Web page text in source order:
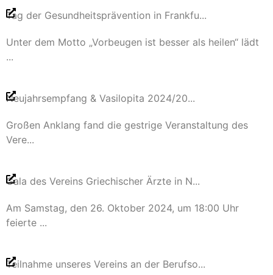
Tag der Gesundheitsprävention in Frankfu...
Unter dem Motto „Vorbeugen ist besser als heilen“ lädt
...
Neujahrsempfang & Vasilopita 2024/20...
Großen Anklang fand die gestrige Veranstaltung des
Vere...
Gala des Vereins Griechischer Ärzte in N...
Am Samstag, den 26. Oktober 2024, um 18:00 Uhr
feierte ...
Teilnahme unseres Vereins an der Berufso...